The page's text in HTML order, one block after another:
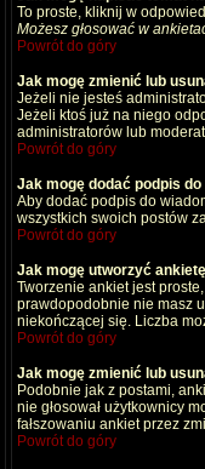
To proste, kliknij w
Możesz głosować w
Powrót do góry
Jak mogę zmienić lub
Jeżeli nie jesteś
Jeżeli ktoś już na niego
administratorów lub
Powrót do góry
Jak mogę dodać podpis
Aby dodać podpis do
wszystkich swoich postów
Powrót do góry
Jak mogę utworzyć
Tworzenie ankiet jest
prawdopodobnie nie masz
niekończącej się. Liczba
Powrót do góry
Jak mogę zmienić lub
Podobnie jak z postami,
nie głosował użytkownicy
fałszowaniu ankiet przez
Powrót do góry